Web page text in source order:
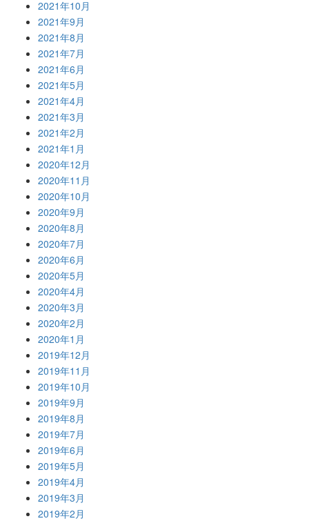
2021年10月
2021年9月
2021年8月
2021年7月
2021年6月
2021年5月
2021年4月
2021年3月
2021年2月
2021年1月
2020年12月
2020年11月
2020年10月
2020年9月
2020年8月
2020年7月
2020年6月
2020年5月
2020年4月
2020年3月
2020年2月
2020年1月
2019年12月
2019年11月
2019年10月
2019年9月
2019年8月
2019年7月
2019年6月
2019年5月
2019年4月
2019年3月
2019年2月